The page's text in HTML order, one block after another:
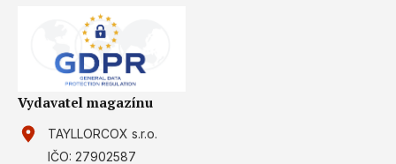
Vydavatel magazínu
TAYLLORCOX s.r.o.
IČO: 27902587